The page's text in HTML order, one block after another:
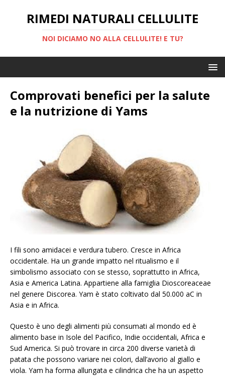
RIMEDI NATURALI CELLULITE
NOI DICIAMO NO ALLA CELLULITE! E TU?
Comprovati benefici per la salute
e la nutrizione di Yams
I fili sono amidacei e verdura tubero. Cresce in Africa
occidentale. Ha un grande impatto nel ritualismo e il
simbolismo associato con se stesso, soprattutto in Africa,
Asia e America Latina. Appartiene alla famiglia Dioscoreaceae
nel genere Discorea. Yam è stato coltivato dal 50.000 aC in
Asia e in Africa.
Questo è uno degli alimenti più consumati al mondo ed è
alimento base in Isole del Pacifico, Indie occidentali, Africa e
Sud America. Si può trovare in circa 200 diverse varietà di
patata che possono variare nei colori, dall’avorio al giallo e
viola. Yam ha forma allungata e cilindrica che ha un aspetto